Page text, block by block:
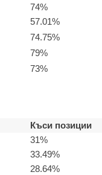
74%
57.01%
74.75%
79%
73%
Къси позиции
31%
33.49%
28.64%